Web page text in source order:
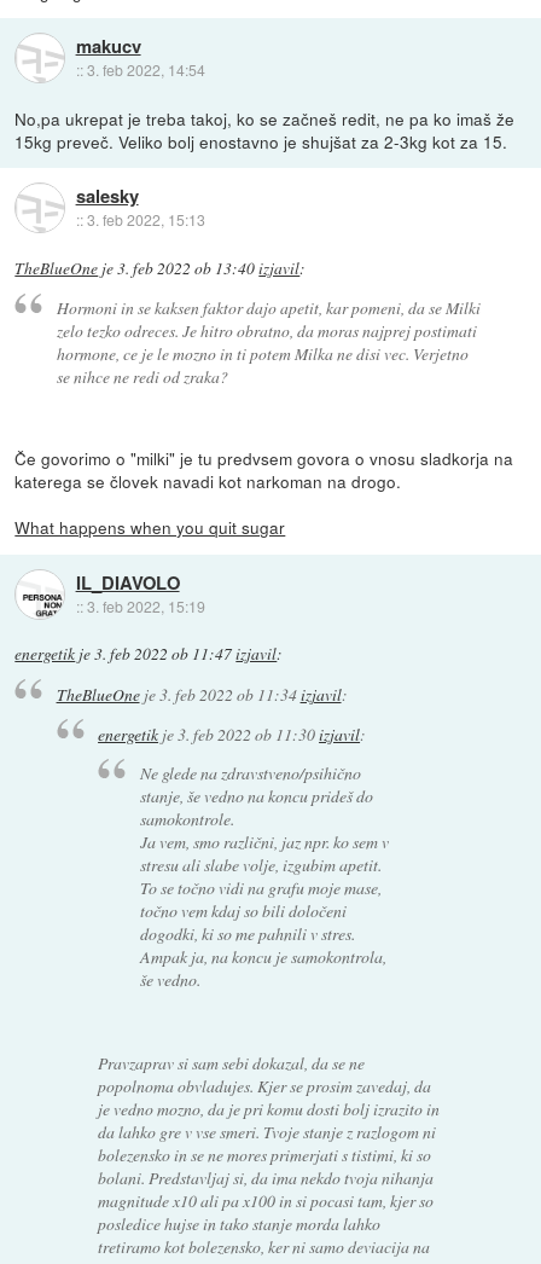
makucv
::3. feb 2022, 14:54
No,pa ukrepat je treba takoj, ko se začneš redit, ne pa ko imaš že
15kg preveč. Veliko bolj enostavno je shujšat za 2-3kg kot za 15.
salesky
::3. feb 2022, 15:13
TheBlueOne je3. feb 2022 ob 13:40izjavil:
Hormoni in se kaksen faktor dajo apetit, kar pomeni, da se Milki
zelo tezko odreces. Je hitro obratno, da moras najprej postimati
hormone, ce je le mozno in ti potem Milka ne disi vec. Verjetno
se nihce ne redi od zraka?
Če govorimo o "milki" je tu predvsem govora o vnosu sladkorja na
katerega se človek navadi kot narkoman na drogo.
What happens when you quit sugar
IL_DIAVOLO
::3. feb 2022, 15:19
energetik je3. feb 2022 ob 11:47izjavil:
TheBlueOneje3. feb 2022 ob 11:34izjavil:
energetik je3. feb 2022 ob 11:30izjavil:
Ne glede na zdravstveno/psihično
stanje, še vedno na koncu prideš do
samokontrole.
Ja vem, smo različni, jaz npr. ko sem v
stresu ali slabe volje, izgubim apetit.
To se točno vidi na grafu moje mase,
točno vem kdaj so bili določeni
dogodki, ki so me pahnili v stres.
Ampak ja, na koncu je samokontrola,
še vedno.
Pravzaprav si sam sebi dokazal, da se ne
popolnoma obvladujes. Kjer se prosim zavedaj, da
je vedno mozno, da je pri komu dosti bolj izrazito in
da lahko gre v vse smeri. Tvoje stanje z razlogom ni
bolezensko in se ne mores primerjati s tistimi, ki so
bolani. Predstavljaj si, da ima nekdo tvoja nihanja
magnitude x10 ali pa x100 in si pocasi tam, kjer so
posledice hujse in tako stanje morda lahko
tretiramo kot bolezensko, ker ni samo deviacija na